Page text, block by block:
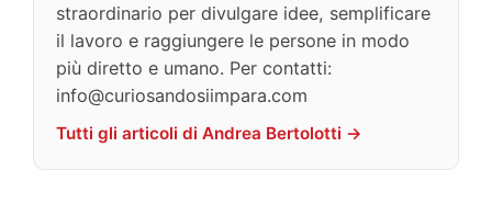
straordinario per divulgare idee, semplificare
il lavoro e raggiungere le persone in modo
più diretto e umano. Per contatti:
info@curiosandosiimpara.com
Tutti gli articoli di Andrea Bertolotti →